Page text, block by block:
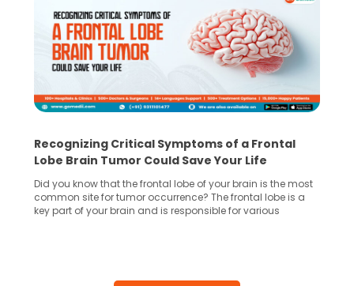
Recognizing Critical Symptoms of a Frontal
Lobe Brain Tumor Could Save Your Life
Did you know that the frontal lobe of your brain is the most
common site for tumor occurrence? The frontal lobe is a
key part of your brain and is responsible for various